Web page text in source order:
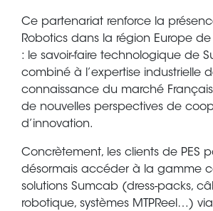
Ce partenariat renforce la
Robotics dans la région Europe de
: le savoir-faire technologique de
combiné à l’expertise industrielle
connaissance du marché
de nouvelles perspectives de
d’innovation.
Concrètement, les clients de PES
désormais accéder à la gamme
solutions Sumcab (dress-packs,
robotique, systèmes MTPReel…)